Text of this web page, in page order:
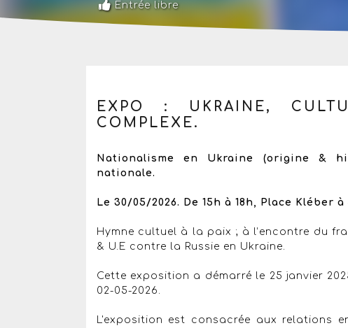
Entrée libre
EXPO : UKRAINE,
COMPLEXE.
Nationalisme en Ukraine (origine &
nationale.
Le 30/05/2026. De 15h à 18h, Place Kléber
Hymne cultuel à la paix ; à l’encontre du
& U.E contre la Russie en Ukraine.
Cette exposition a démarré le 25 janvier
02-05-2026.
L'exposition est consacrée aux relations